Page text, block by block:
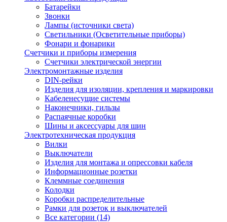
Батарейки
Звонки
Лампы (источники света)
Светильники (Осветительные приборы)
Фонари и фонарики
Счетчики и приборы измерения
Счетчики электрической энергии
Электромонтажные изделия
DIN-рейки
Изделия для изоляции, крепления и маркировки
Кабеленесущие системы
Наконечники, гильзы
Распаячные коробки
Шины и аксессуары для шин
Электротехническая продукция
Вилки
Выключатели
Изделия для монтажа и опрессовки кабеля
Информационные розетки
Клеммные соединения
Колодки
Коробки распределительные
Рамки для розеток и выключателей
Все категории (14)